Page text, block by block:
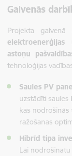
Galvenās
Projekta
elektroenerģijas
astoņu
tehnoloģijas
Saules PV
uzstādīti
kas nodrošinās
ražošanas
Hibrīd tipa
Lai